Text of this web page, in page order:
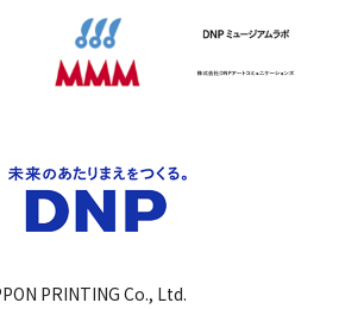
PRINTING Co., Ltd.